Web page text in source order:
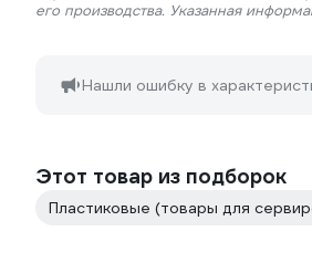
его производства. Указанная
Нашли ошибку в
Этот товар из подборок
Пластиковые (товары для